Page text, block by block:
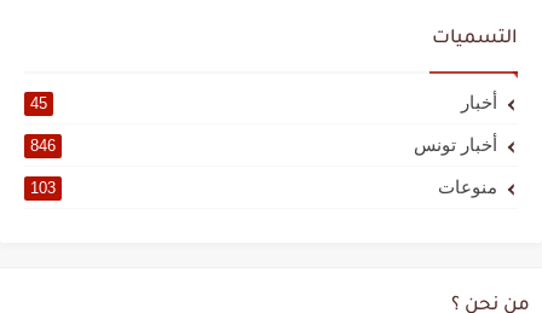
التسميات
أخبار 45
أخبار تونس 846
منوعات 103
من نحن ؟